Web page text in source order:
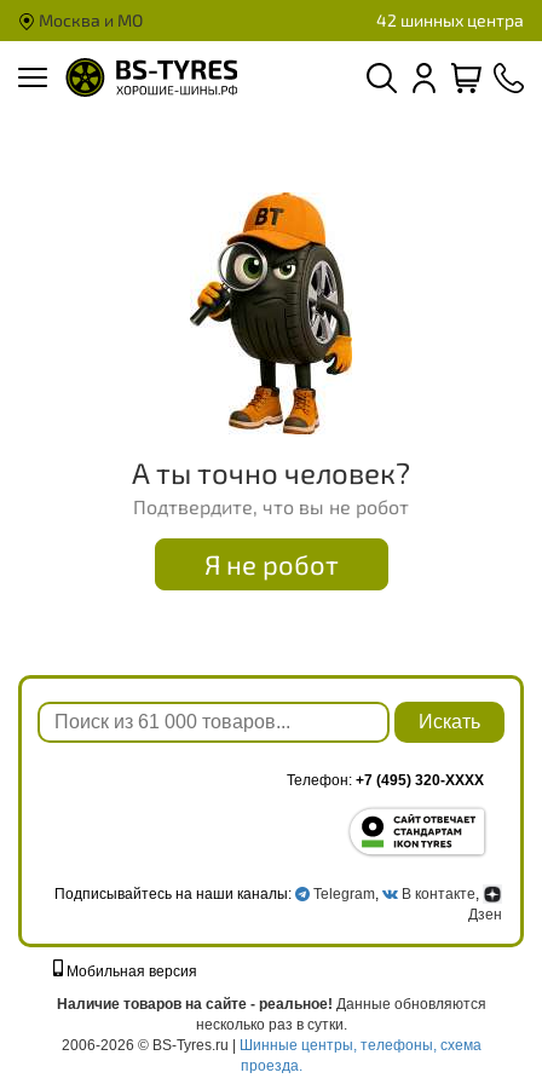
Москва и МО 42 шинных центра
А ты точно человек?
Подтвердите, что вы не робот
Я не робот
Искать
Телефон: +7 (495) 320-XXXX
Подписывайтесь на наши каналы: Telegram , В контакте
Дзен
Мобильная версия
Наличие товаров на сайте - реальное! Данные обновляются
несколько раз в сутки.
2006-2026 © BS-Tyres.ru | Шинные центры, телефоны, схема
проезда.